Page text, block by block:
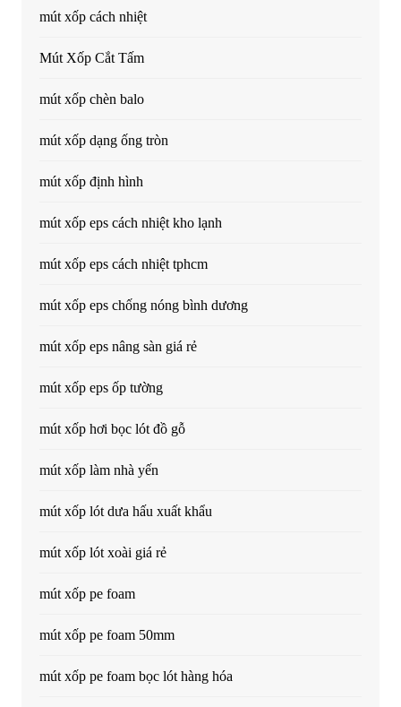
mút xốp cách nhiệt
Mút Xốp Cắt Tấm
mút xốp chèn balo
mút xốp dạng ống tròn
mút xốp định hình
mút xốp eps cách nhiệt kho lạnh
mút xốp eps cách nhiệt tphcm
mút xốp eps chống nóng bình dương
mút xốp eps nâng sàn giá rẻ
mút xốp eps ốp tường
mút xốp hơi bọc lót đồ gỗ
mút xốp làm nhà yến
mút xốp lót dưa hấu xuất khẩu
mút xốp lót xoài giá rẻ
mút xốp pe foam
mút xốp pe foam 50mm
mút xốp pe foam bọc lót hàng hóa